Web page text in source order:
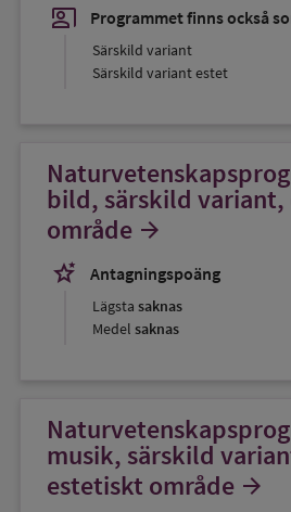
co_present Programmet finns också
Särskild variant
Särskild variant estet
bild, särskild
område arrow_forward
stars_2
Antagningspoäng
Lägsta saknas
Medel saknas
musik, särskild
estetiskt område arrow_forward